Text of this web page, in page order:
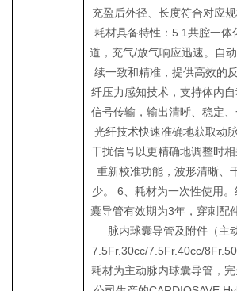
充盈后外径、长度符合对应
耗材具备特性：5.1共腔一体
道，充气/放气响应迅速。自
续一致和精准，提供高效的
纤压力感知技术，支持体内
信号传输，输出清晰、稳定、
光纤技术快速准确地获取动
干扰信号以更精确地调整时
重新校准功能，波形清晰、
少。 6、耗材为一次性使用
囊导管有效期为3年，穿刺配
脉内球囊导管及附件（主
7.5Fr.30cc/7.5Fr.40cc/
耗材为主动脉内球囊导管，